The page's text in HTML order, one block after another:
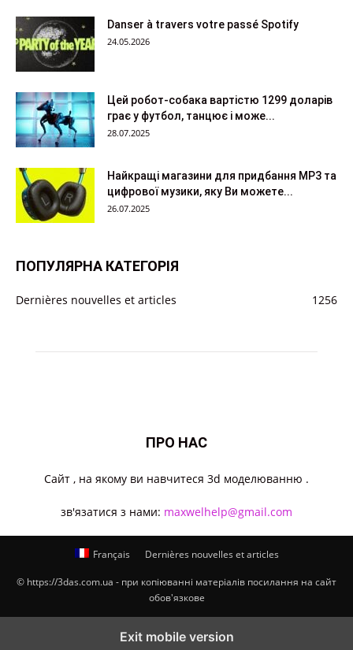
Danser à travers votre passé Spotify
24.05.2026
Цей робот-собака вартістю 1299 доларів
грає у футбол, танцює і може...
28.07.2025
Найкращі магазини для придбання MP3 та
цифрової музики, яку Ви можете...
26.07.2025
ПОПУЛЯРНА КАТЕГОРІЯ
Dernières nouvelles et articles 1256
ПРО НАС
Cайт , на якому ви навчитеся 3d моделюванню .
зв'язатися з нами: maxwelhelp@gmail.com
Français Dernières nouvelles et articles
© https://3das.com.ua - при копіюванні матеріалів посилання на сайт
обов'язкове
Exit mobile version